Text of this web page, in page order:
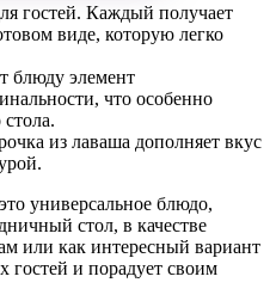
гостей. Каждый получает
виде, которую легко
блюду элемент
что особенно
из лаваша дополняет вкус
универсальное блюдо,
стол, в качестве
или как интересный вариант
и порадует своим